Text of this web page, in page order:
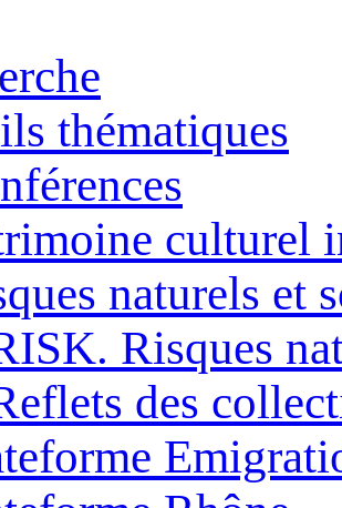
thématiques
culturel
naturels et
Risques
des